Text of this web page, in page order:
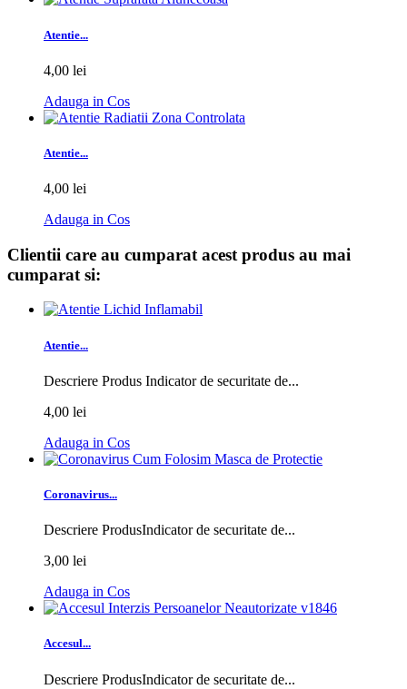
Atentie...
4,00 lei
Adauga in Cos
Atentie...
4,00 lei
Adauga in Cos
Clientii care au cumparat acest produs au mai
cumparat si:
Atentie...
Descriere Produs Indicator de securitate de...
4,00 lei
Adauga in Cos
Coronavirus...
Descriere ProdusIndicator de securitate de...
3,00 lei
Adauga in Cos
Accesul...
Descriere ProdusIndicator de securitate de...